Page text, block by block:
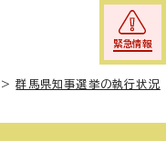
緊急情報
>群馬県知事選挙の執行状況